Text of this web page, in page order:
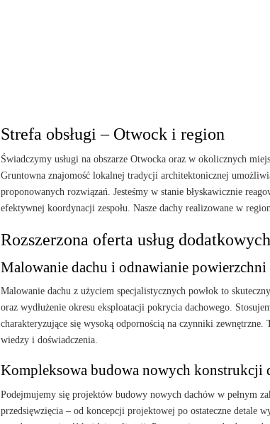
Strefa obsługi – Otwock i region
Świadczymy usługi na obszarze Otwocka oraz w okolicznych
Gruntowna znajomość lokalnej tradycji architektonicznej
proponowanych rozwiązań. Jesteśmy w stanie błyskawicznie
efektywnej koordynacji zespołu. Nasze dachy realizowane w
Rozszerzona oferta usług dodatkowych
Malowanie dachu i odnawianie powierzchni
Malowanie dachu z użyciem specjalistycznych powłok to
oraz wydłużenie okresu eksploatacji pokrycia dachowego.
charakteryzujące się wysoką odpornością na czynniki zewnętrzne.
wiedzy i doświadczenia.
Kompleksowa budowa nowych konstrukcji
Podejmujemy się projektów budowy nowych dachów w pełnym
przedsięwzięcia – od koncepcji projektowej po ostateczne detale